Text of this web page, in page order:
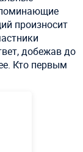
произносит
добежав до
Кто первым